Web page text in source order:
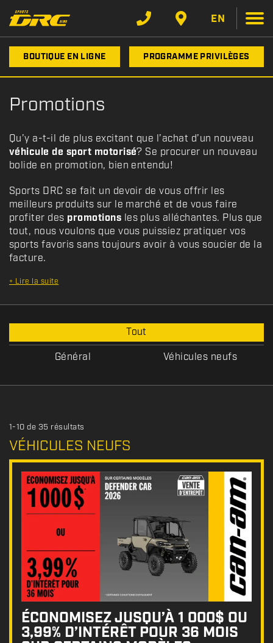
EN
BOUTIQUE EN LIGNE PROGRAMME PRIVILÈGES
Promotions
Qu’y a-t-il de plus excitant que l’achat d’un nouveau
véhicule de sport motorisé? Se procurer un nouveau
bolide en promotion, bien entendu!
Sports DRC se fait un devoir de vous offrir les
meilleurs produits sur le marché et de vous faire
profiter des promotions les plus alléchantes. Plus que
tout, nous voulons que vous puissiez pratiquer vos
sports favoris sans toujours avoir à vous soucier de la
facture.
+ Lire la suite
T
y
d
r
o
m
o
Tout
Général
Véhicules neufs
1-10 de 35 résultats
VÉHICULES NEUFS
ÉCONOMISEZ JUSQU’À 1 000$ OU
3,99% D’INTÉRÊT POUR 36 MOIS